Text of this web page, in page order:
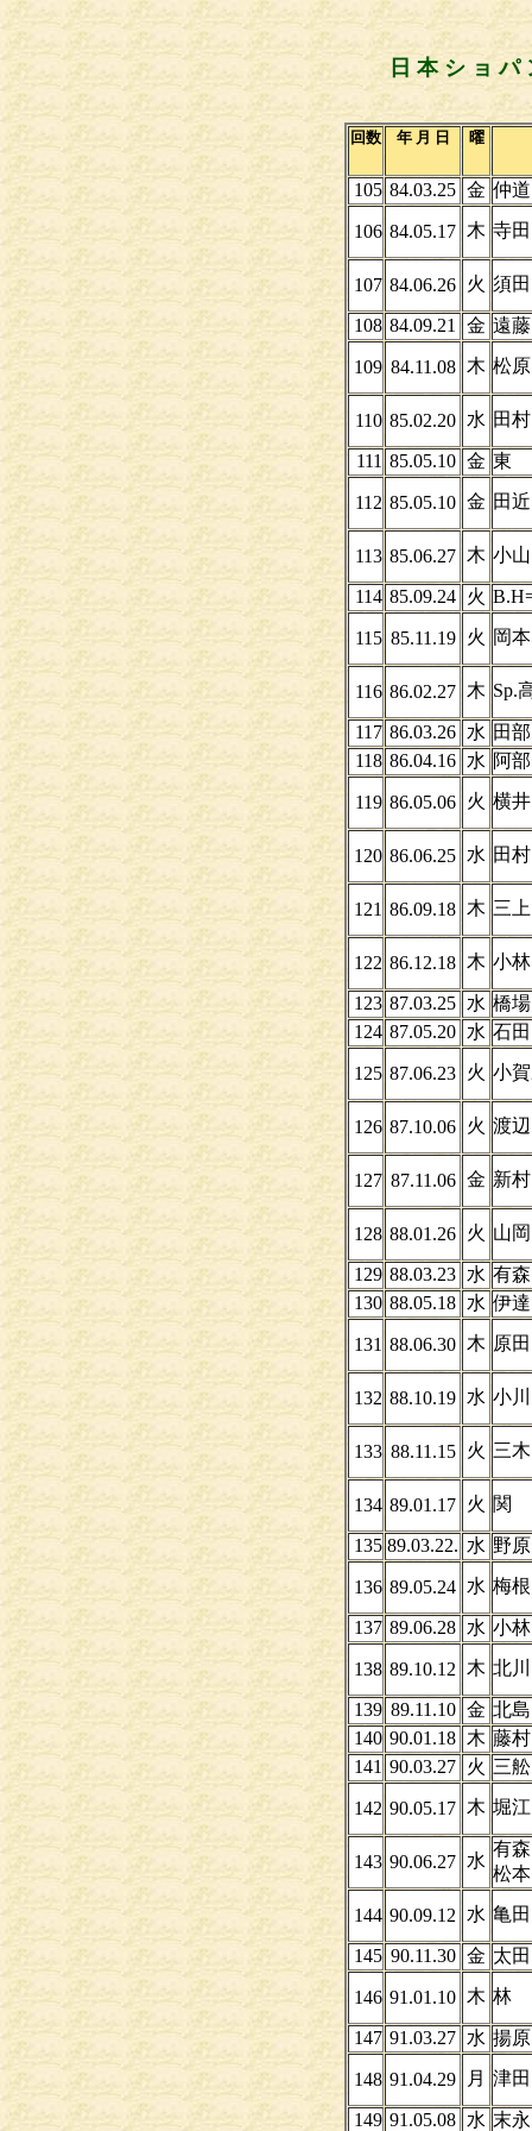
日 本 シ ョ
回数 年 月 日 曜
105 84.03.25 金 仲
106 84.05.17 木 寺
107 84.06.26 火 須
108 84.09.21 金 遠
109 84.11.08 木 松
110 85.02.20 水 田
111 85.05.10 金 東
112 85.05.10 金 田
113 85.06.27 木 小
114 85.09.24 火
115 85.11.19 火 岡
116 86.02.27 木 Sp.
117 86.03.26 水 田
118 86.04.16 水 阿
119 86.05.06 火 横
120 86.06.25 水 田
121 86.09.18 木 三
122 86.12.18 木 小
123 87.03.25 水 橋
124 87.05.20 水 石
125 87.06.23 火 小
126 87.10.06 火 渡
127 87.11.06 金 新
128 88.01.26 火 山
129 88.03.23 水 有
130 88.05.18 水 伊
131 88.06.30 木 原
132 88.10.19 水 小
133 88.11.15 火 三
134 89.01.17 火 関
135 89.03.22. 水 野
136 89.05.24 水 梅
137 89.06.28 水 小
138 89.10.12 木 北
139 89.11.10 金 北
140 90.01.18 木 藤
141 90.03.27 火 三
142 90.05.17 木 堀
143 90.06.27 水
有
松
144 90.09.12 水 亀
145 90.11.30 金 太
146 91.01.10 木 林
147 91.03.27 水 揚
148 91.04.29 月 津
149 91.05.08 水 末